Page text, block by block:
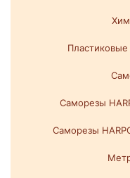
Саморезы
Саморезы